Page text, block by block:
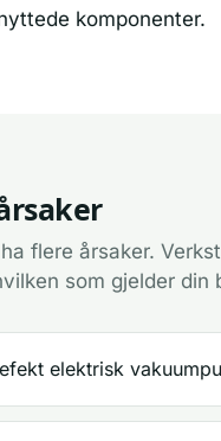
komponenter.
flere årsaker.
som gjelder din
elektrisk